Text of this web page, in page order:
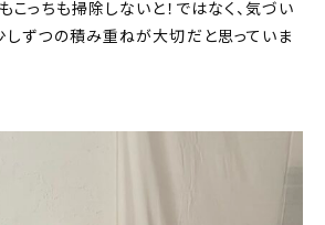
こっちも掃除しないと！ではなく、気づい
しずつの積み重ねが大切だと思っていま